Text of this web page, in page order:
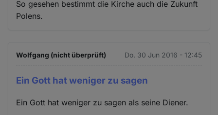
So gesehen bestimmt die Kirche auch die Zukunft
Polens.
Wolfgang (nicht überprüft) Do. 30 Jun 2016 - 12:45
Ein Gott hat weniger zu sagen
Ein Gott hat weniger zu sagen als seine Diener.
Cookies